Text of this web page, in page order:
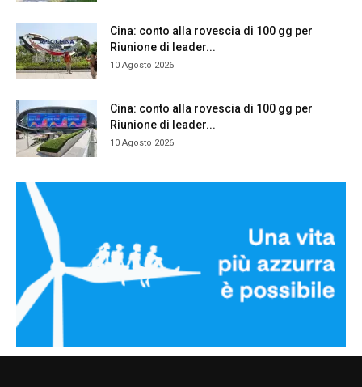
Cina: conto alla rovescia di 100 gg per
Riunione di leader...
10 Agosto 2026
Cina: conto alla rovescia di 100 gg per
Riunione di leader...
10 Agosto 2026